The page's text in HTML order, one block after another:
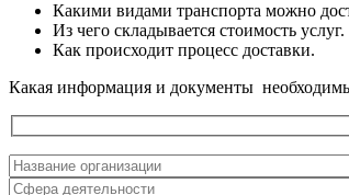
Какими видами транспорта можно
Из чего складывается стоимость услуг.
Как происходит процесс доставки.
Какая информация и документы